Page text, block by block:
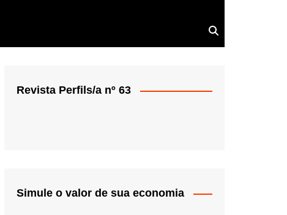
Revista Perfils/a nº 63
Simule o valor de sua economia